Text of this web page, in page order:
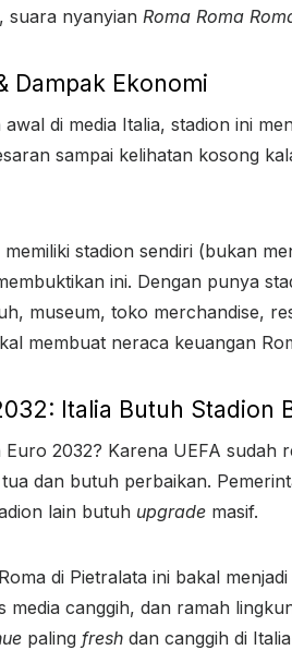
suara nyanyian Roma Roma
Dampak Ekonomi
di media Italia, stadion ini
sampai kelihatan kosong
memiliki stadion sendiri (bukan
ini. Dengan punya
museum, toko merchandise,
membuat neraca keuangan
Italia Butuh Stadion
Euro 2032? Karena UEFA
dan butuh perbaikan.
lain butuh upgrade masif.
di Pietralata ini bakal
media canggih, dan ramah
paling fresh dan canggih di